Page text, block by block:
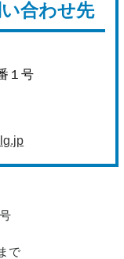
合わせ先
１号
で